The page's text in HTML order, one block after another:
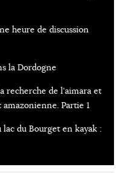
heure de discussion
la Dordogne
recherche de l'aimara et
Partie 1
lac du Bourget en kayak :